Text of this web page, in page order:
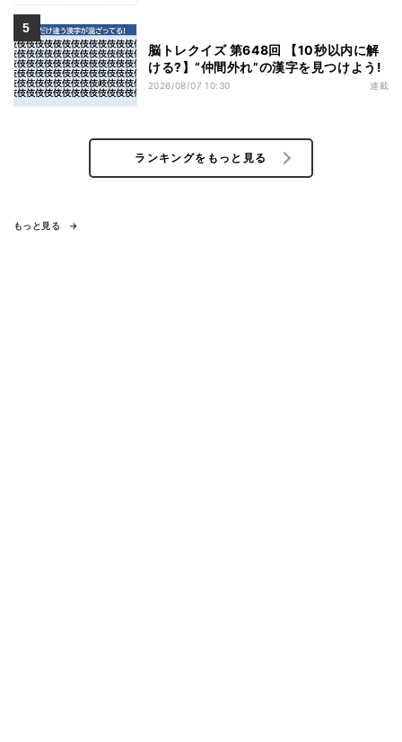
脳トレクイズ 第648回 【10秒以内に解
ける?】“仲間外れ”の漢字を見つけよう!
2026/08/07 10:30 連載
ランキングをもっと見る
もっと見る